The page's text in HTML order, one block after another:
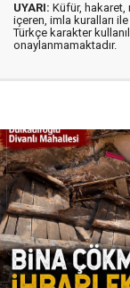
UYARI: Küfür, hakaret,
içeren, imla kuralları ile
Türkçe karakter
onaylanmamaktadır.